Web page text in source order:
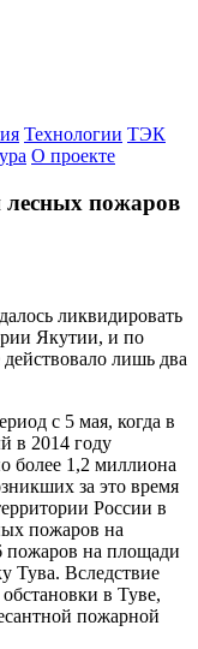
Технологии ТЭК
О проекте
лесных пожаров
ликвидировать
Якутии, и по
лишь два
с 5 мая, когда в
в 2014 году
более 1,2 миллиона
за это время
России в
пожаров на
пожаров на площади
Тува. Вследствие
в Туве,
пожарной